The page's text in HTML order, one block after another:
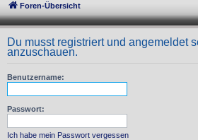
Foren-Übersicht
Du musst registriert und angemeldet
anzuschauen.
Benutzername:
Passwort:
Ich habe mein Passwort vergessen